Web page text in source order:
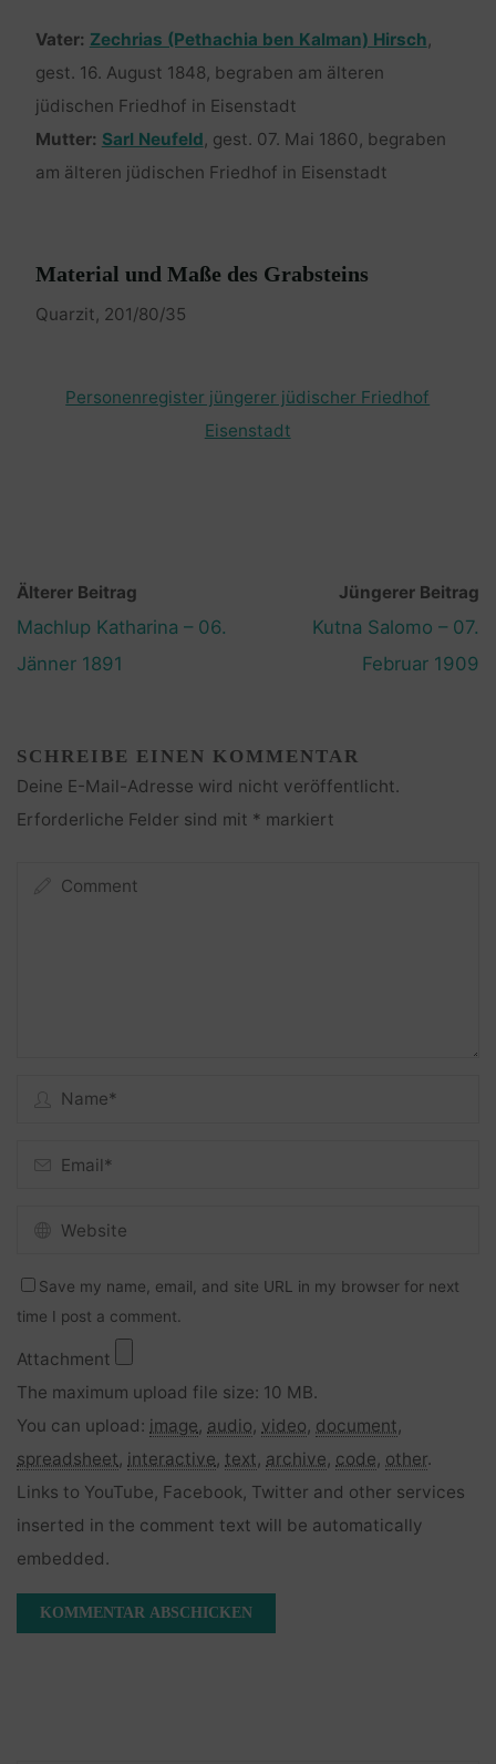
Vater: Zechrias (Pethachia ben Kalman) Hirsch,
gest. 16. August 1848, begraben am älteren
jüdischen Friedhof in Eisenstadt
Mutter: Sarl Neufeld, gest. 07. Mai 1860, begraben
am älteren jüdischen Friedhof in Eisenstadt
Material und Maße des Grabsteins
Quarzit, 201/80/35
Personenregister jüngerer jüdischer Friedhof
Eisenstadt
Älterer Beitrag
Machlup Katharina – 06.
Jänner 1891
Jüngerer Beitrag
Kutna Salomo – 07.
Februar 1909
SCHREIBE EINEN KOMMENTAR
Deine E-Mail-Adresse wird nicht veröffentlicht.
Erforderliche Felder sind mit * markiert
Save my name, email, and site URL in my browser for next
time I post a comment.
Attachment
The maximum upload file size: 10 MB.
You can upload: image, audio, video, document,
spreadsheet, interactive, text, archive, code, other.
Links to YouTube, Facebook, Twitter and other services
inserted in the comment text will be automatically
embedded.